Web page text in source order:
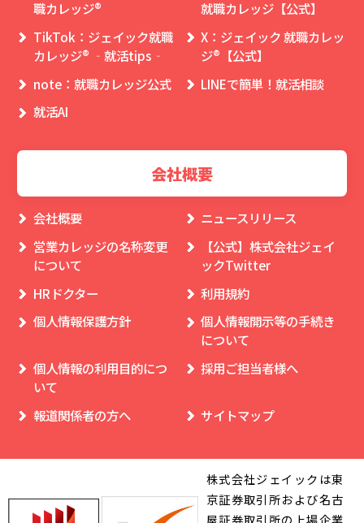
職カレッジ®
就職カレッジ【公式】
TikTok：ジェイック就職
カレッジ® ‐就活tips‐
X：ジェイック 就職カレッ
ジ®【公式】
note：就職カレッジ公式
LINEで簡単！就活相談
就活AI
会社概要
会社概要
ニュースリリース
営業カレッジの名称変更
について
【公式】株式会社ジェイ
ックTwitter
HRドクター
利用規約
個人情報保護方針
個人情報開示等の手続き
について
個人情報の利用目的につ
いて
採用ご担当者様へ
報道関係者の方へ サイトマップ
株式会社ジェイックは東
京証券取引所および名古
屋証券取引所の上場企業